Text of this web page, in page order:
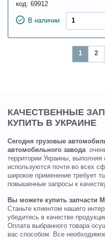
код: 69912
В наличии
1 2
КАЧЕСТВЕННЫЕ
КУПИТЬ В УКРАИНЕ
Сегодня грузовые
автомобильного завода
территории Украины, выполняя
используются почти во всех
широкое применение требует
повышенные запросы к
Вы можете купить запчасти
Станьте клиентом нашего
убедитесь в качестве
Оплата выбранного товара
вас способом. Все